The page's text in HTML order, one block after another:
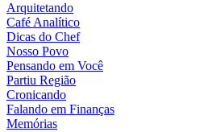
Arquitetando
Café Analítico
Dicas do Chef
Nosso Povo
Pensando em Você
Partiu Região
Cronicando
Falando em Finanças
Memórias